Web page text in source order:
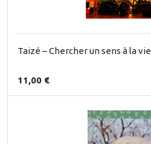
Taizé – Chercher un sens à la vie
11,00 €